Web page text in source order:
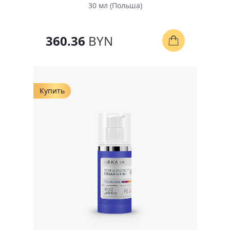
30 мл (Польша)
360.36 BYN
Купить